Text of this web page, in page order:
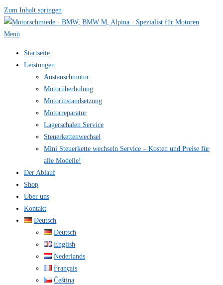
Zum Inhalt springen
Menü
Startseite
Leistungen
Austauschmotor
Motorüberholung
Motorinstandsetzung
Motorreparatur
Lagerschalen Service
Steuerkettenwechsel
Mini Steuer­kette wechseln Service – Kosten und Preise für
alle Modelle!
Der Ablauf
Shop
Über uns
Kontakt
Deutsch
Deutsch
English
Nederlands
Français
Čeština